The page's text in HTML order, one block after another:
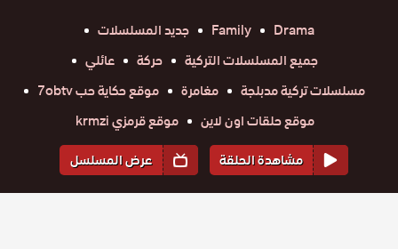
Drama
Family
جديد المسلسلات
جميع المسلسلات التركية
حركة
عائلي
مسلسلات تركية مدبلجة
مغامرة
موقع حكاية حب 7obtv
موقع حلقات اون لاين
موقع قرمزي krmzi
مشاهدة الحلقة
عرض المسلسل